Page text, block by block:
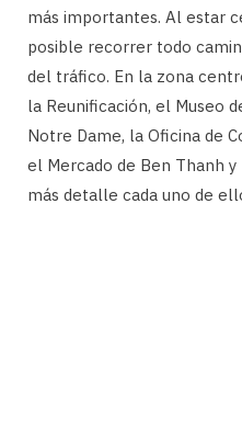
más importantes. Al estar
posible recorrer todo
del tráfico. En la zona
la Reunificación, el Museo
Notre Dame, la Oficina de
el Mercado de Ben Thanh
más detalle cada uno de